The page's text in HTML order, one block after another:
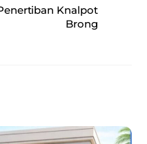
Knalpot
Brong